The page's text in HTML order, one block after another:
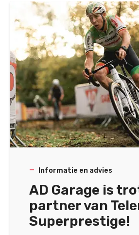
Informatie en advies
AD Garage is
partner van
Superprestige!